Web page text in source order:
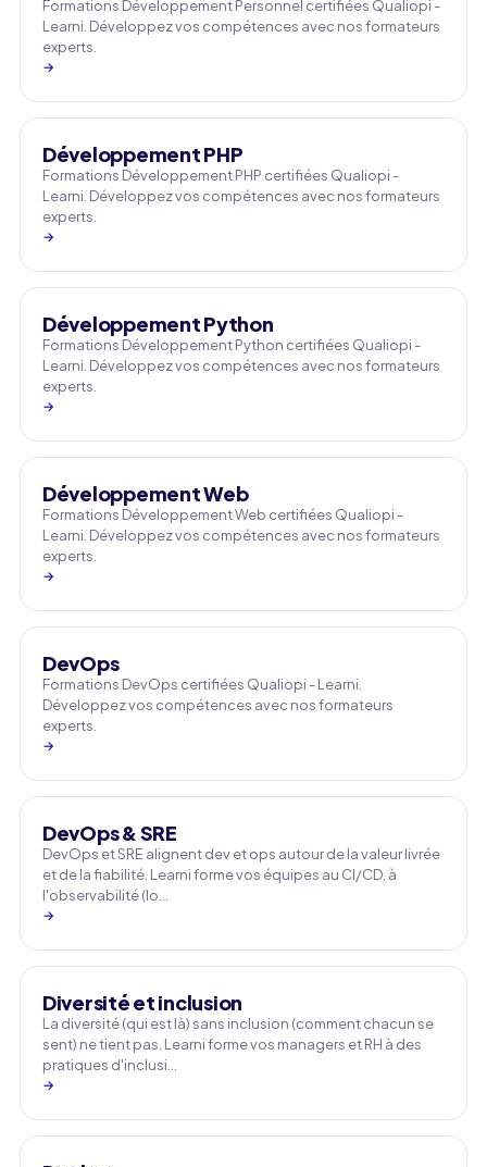
Formations Développement Personnel certifiées Qualiopi -
Learni. Développez vos compétences avec nos formateurs
experts.
→
Développement PHP
Formations Développement PHP certifiées Qualiopi -
Learni. Développez vos compétences avec nos formateurs
experts.
→
Développement Python
Formations Développement Python certifiées Qualiopi -
Learni. Développez vos compétences avec nos formateurs
experts.
→
Développement Web
Formations Développement Web certifiées Qualiopi -
Learni. Développez vos compétences avec nos formateurs
experts.
→
DevOps
Formations DevOps certifiées Qualiopi - Learni.
Développez vos compétences avec nos formateurs
experts.
→
DevOps & SRE
DevOps et SRE alignent dev et ops autour de la valeur livrée
et de la fiabilité. Learni forme vos équipes au CI/CD, à
l'observabilité (lo…
→
Diversité et inclusion
La diversité (qui est là) sans inclusion (comment chacun se
sent) ne tient pas. Learni forme vos managers et RH à des
pratiques d'inclusi…
→